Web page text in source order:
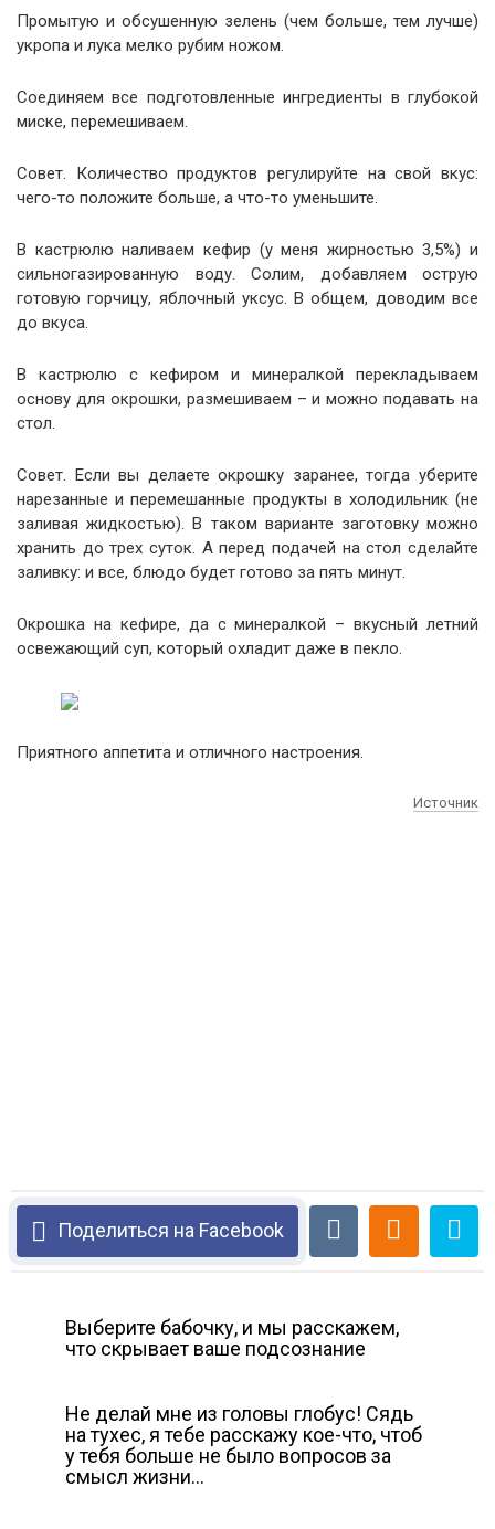
Промытую и обсушенную зелень (чем больше, тем лучше)
укропа и лука мелко рубим ножом.
Соединяем все подготовленные ингредиенты в глубокой
миске, перемешиваем.
Совет. Количество продуктов регулируйте на свой вкус:
чего-то положите больше, а что-то уменьшите.
В кастрюлю наливаем кефир (у меня жирностью 3,5%) и
сильногазированную воду. Солим, добавляем острую
готовую горчицу, яблочный уксус. В общем, доводим все
до вкуса.
В кастрюлю с кефиром и минералкой перекладываем
основу для окрошки, размешиваем – и можно подавать на
стол.
Совет. Если вы делаете окрошку заранее, тогда уберите
нарезанные и перемешанные продукты в холодильник (не
заливая жидкостью). В таком варианте заготовку можно
хранить до трех суток. А перед подачей на стол сделайте
заливку: и все, блюдо будет готово за пять минут.
Окрошка на кефире, да с минералкой – вкусный летний
освежающий суп, который охладит даже в пекло.
Приятного аппетита и отличного настроения.
Источник
Поделиться на Facebook
Выберите бабочку, и мы расскажем,
что скрывает ваше подсознание
Не делай мне из головы глобус! Сядь
на тухес, я тебе расскажу кое-что, чтоб
у тебя больше не было вопросов за
смысл жизни…